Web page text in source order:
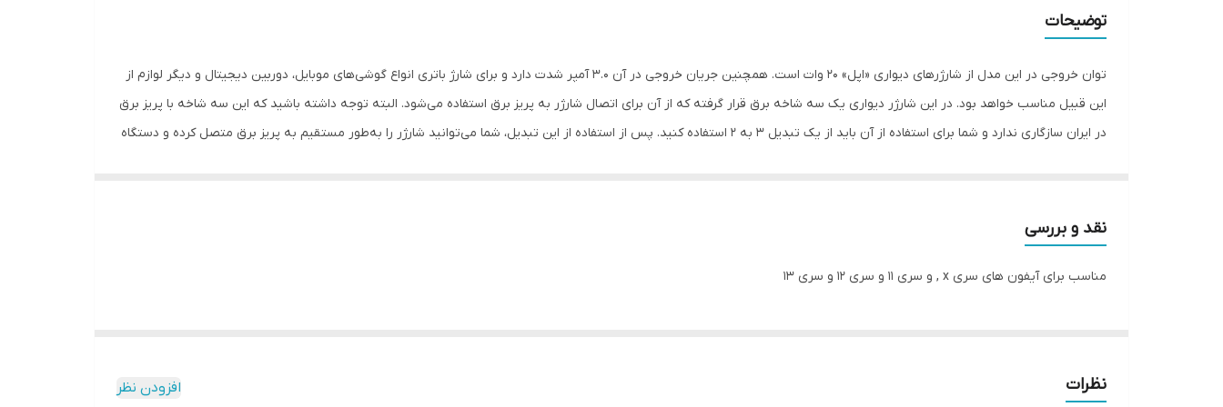
توضیحات
توان خروجی در این مدل از شارژرهای دیواری «اپل» 20 وات است. همچنین جریان خروجی در آن 3.0 آمپر شدت دارد و برای شارژ باتری انواع گوشی‌های موبایل، دوربین دیجیتال و دیگر لوازم از
این قبیل مناسب خواهد بود. در این شارژر دیواری یک سه شاخه برق قرار گرفته که از آن برای اتصال شارژر به پریز برق استفاده می‌شود. البته توجه داشته باشید که این سه شاخه با پریز برق
در ایران سازگاری ندارد و شما برای استفاده از آن باید از یک تبدیل 3 به 2 استفاده کنید. پس از استفاده از این تبدیل، شما می‌توانید شارژر را به‌طور مستقیم به پریز برق متصل کرده و دستگاه
نقد و بررسی
مناسب برای آیفون های سری x , و سری 11 و سری 12 و سری 13
نظرات افزودن نظر